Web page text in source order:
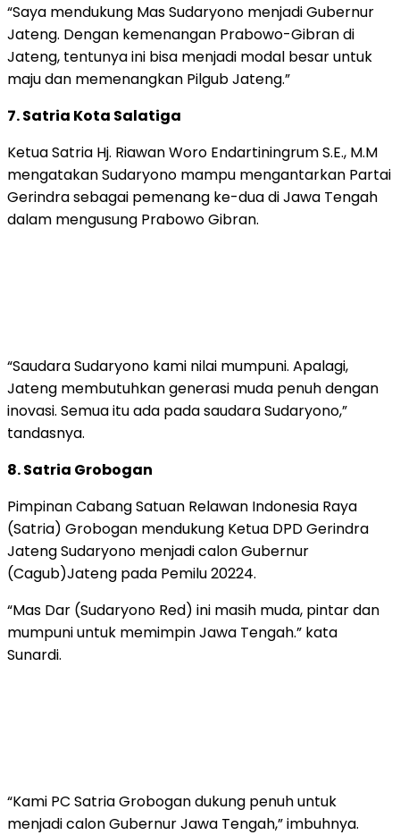
“Saya mendukung Mas Sudaryono menjadi Gubernur
Jateng. Dengan kemenangan Prabowo-Gibran di
Jateng, tentunya ini bisa menjadi modal besar untuk
maju dan memenangkan Pilgub Jateng.”
7. Satria Kota Salatiga
Ketua Satria Hj. Riawan Woro Endartiningrum S.E., M.M
mengatakan Sudaryono mampu mengantarkan Partai
Gerindra sebagai pemenang ke-dua di Jawa Tengah
dalam mengusung Prabowo Gibran.
“Saudara Sudaryono kami nilai mumpuni. Apalagi,
Jateng membutuhkan generasi muda penuh dengan
inovasi. Semua itu ada pada saudara Sudaryono,”
tandasnya.
8. Satria Grobogan
Pimpinan Cabang Satuan Relawan Indonesia Raya
(Satria) Grobogan mendukung Ketua DPD Gerindra
Jateng Sudaryono menjadi calon Gubernur
(Cagub)Jateng pada Pemilu 20224.
“Mas Dar (Sudaryono Red) ini masih muda, pintar dan
mumpuni untuk memimpin Jawa Tengah.” kata
Sunardi.
“Kami PC Satria Grobogan dukung penuh untuk
menjadi calon Gubernur Jawa Tengah,” imbuhnya.